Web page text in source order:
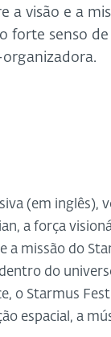
a visão e a
forte senso
organizadora.
(em inglês),
a força
a missão do
do
o Starmus
espacial, a